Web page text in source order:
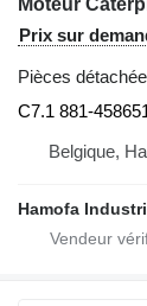
Prix sur
Pièces
C7.1 881-
Belgique,
Hamofa